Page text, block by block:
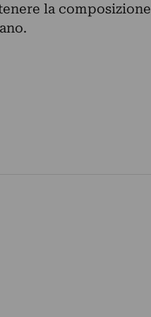
la composizione